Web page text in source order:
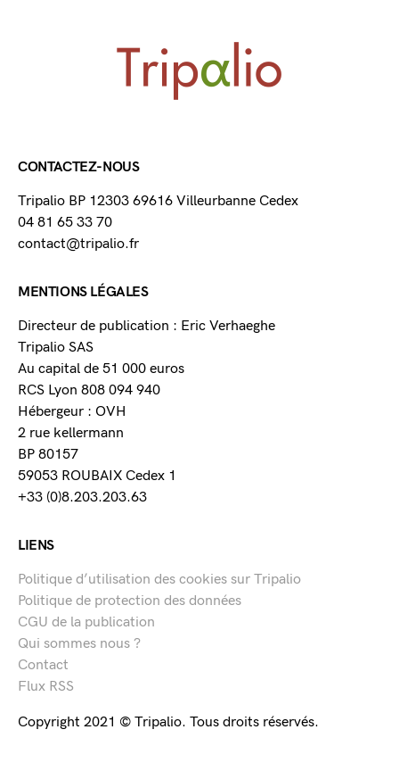
CONTACTEZ-NOUS
Tripalio BP 12303 69616 Villeurbanne Cedex
04 81 65 33 70
contact@tripalio.fr
MENTIONS LÉGALES
Directeur de publication : Eric Verhaeghe
Tripalio SAS
Au capital de 51 000 euros
RCS Lyon 808 094 940
Hébergeur : OVH
2 rue kellermann
BP 80157
59053 ROUBAIX Cedex 1
+33 (0)8.203.203.63
LIENS
Politique d’utilisation des cookies sur Tripalio
Politique de protection des données
CGU de la publication
Qui sommes nous ?
Contact
Flux RSS
Copyright 2021 © Tripalio. Tous droits réservés.